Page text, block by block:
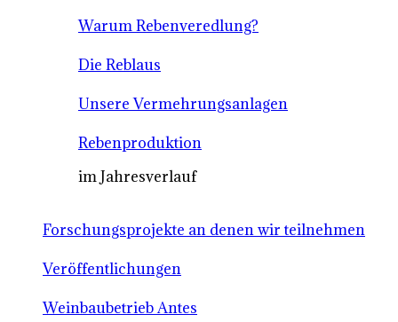
Warum Rebenveredlung?
Die Reblaus
Unsere Vermehrungsanlagen
Rebenproduktion
im Jahresverlauf
Forschungsprojekte an denen wir teilnehmen
Veröffentlichungen
Weinbaubetrieb Antes